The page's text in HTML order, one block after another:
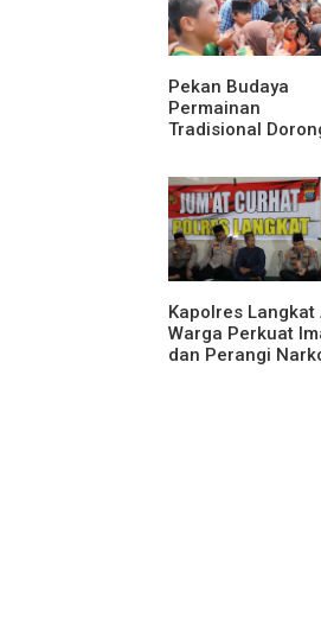
Pekan Budaya
Permainan
Tradisional
dan Kurangi
Ketergantungan
Gadget
Kapolres Langkat
Warga Perkuat
dan Perangi